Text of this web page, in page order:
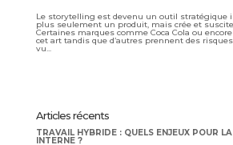
Le storytelling est devenu un outil stratégique
plus seulement un produit, mais crée et
Certaines marques comme Coca Cola ou
cet art tandis que d’autres prennent des
vu...
Articles récents
TRAVAIL HYBRIDE : QUELS ENJEUX POUR
INTERNE ?